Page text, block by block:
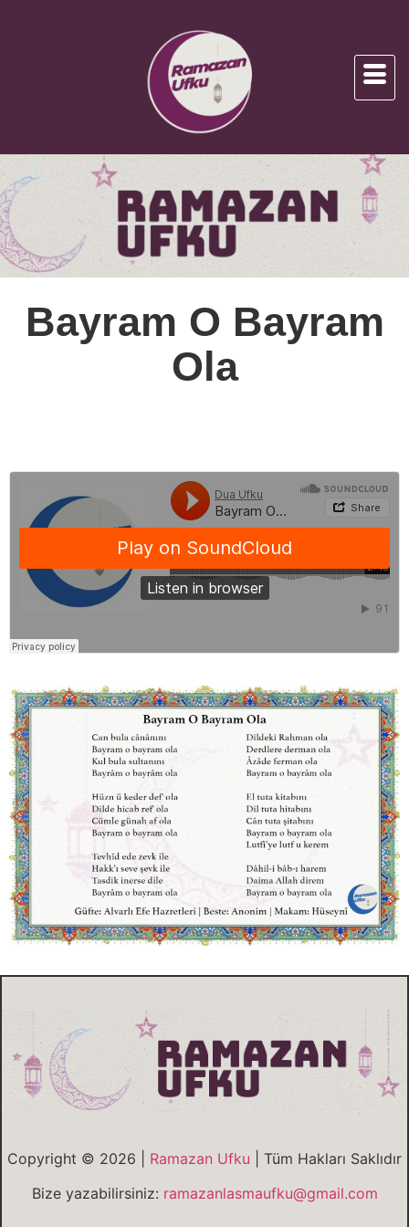
Bayram O Bayram
Ola
Copyright © 2026 | Ramazan Ufku | Tüm Hakları Saklıdır
Bize yazabilirsiniz: ramazanlasmaufku@gmail.com